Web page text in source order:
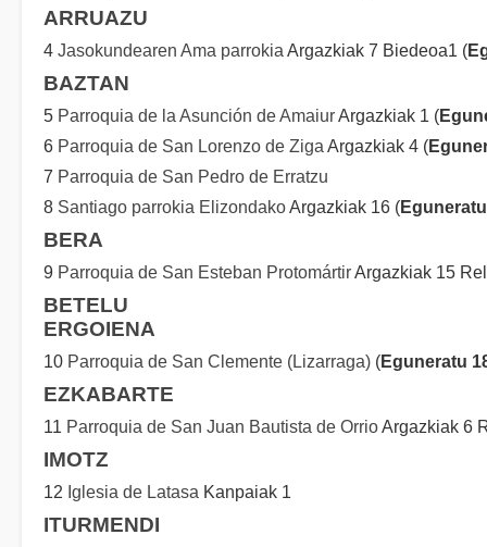
ARRUAZU
4 Jasokundearen Ama parrokia Argazkiak 7 Biedeoa1 (
BAZTAN
5 Parroquia de la Asunción de AmaiurArgazkiak 1 (
6 Parroquia de San Lorenzo de Ziga Argazkiak 4 (
7 Parroquia de San Pedro de Erratzu
8 Santiago parrokia ElizondakoArgazkiak 16 (
BERA
9 Parroquia de San Esteban ProtomártirArgazkiak 15
BETELU
ERGOIENA
10 Parroquia de San Clemente (Lizarraga) (Eguneratu
EZKABARTE
11 Parroquia de San Juan Bautista de OrrioArgazkiak 6
IMOTZ
12 Iglesia de Latasa Kanpaiak 1
ITURMENDI